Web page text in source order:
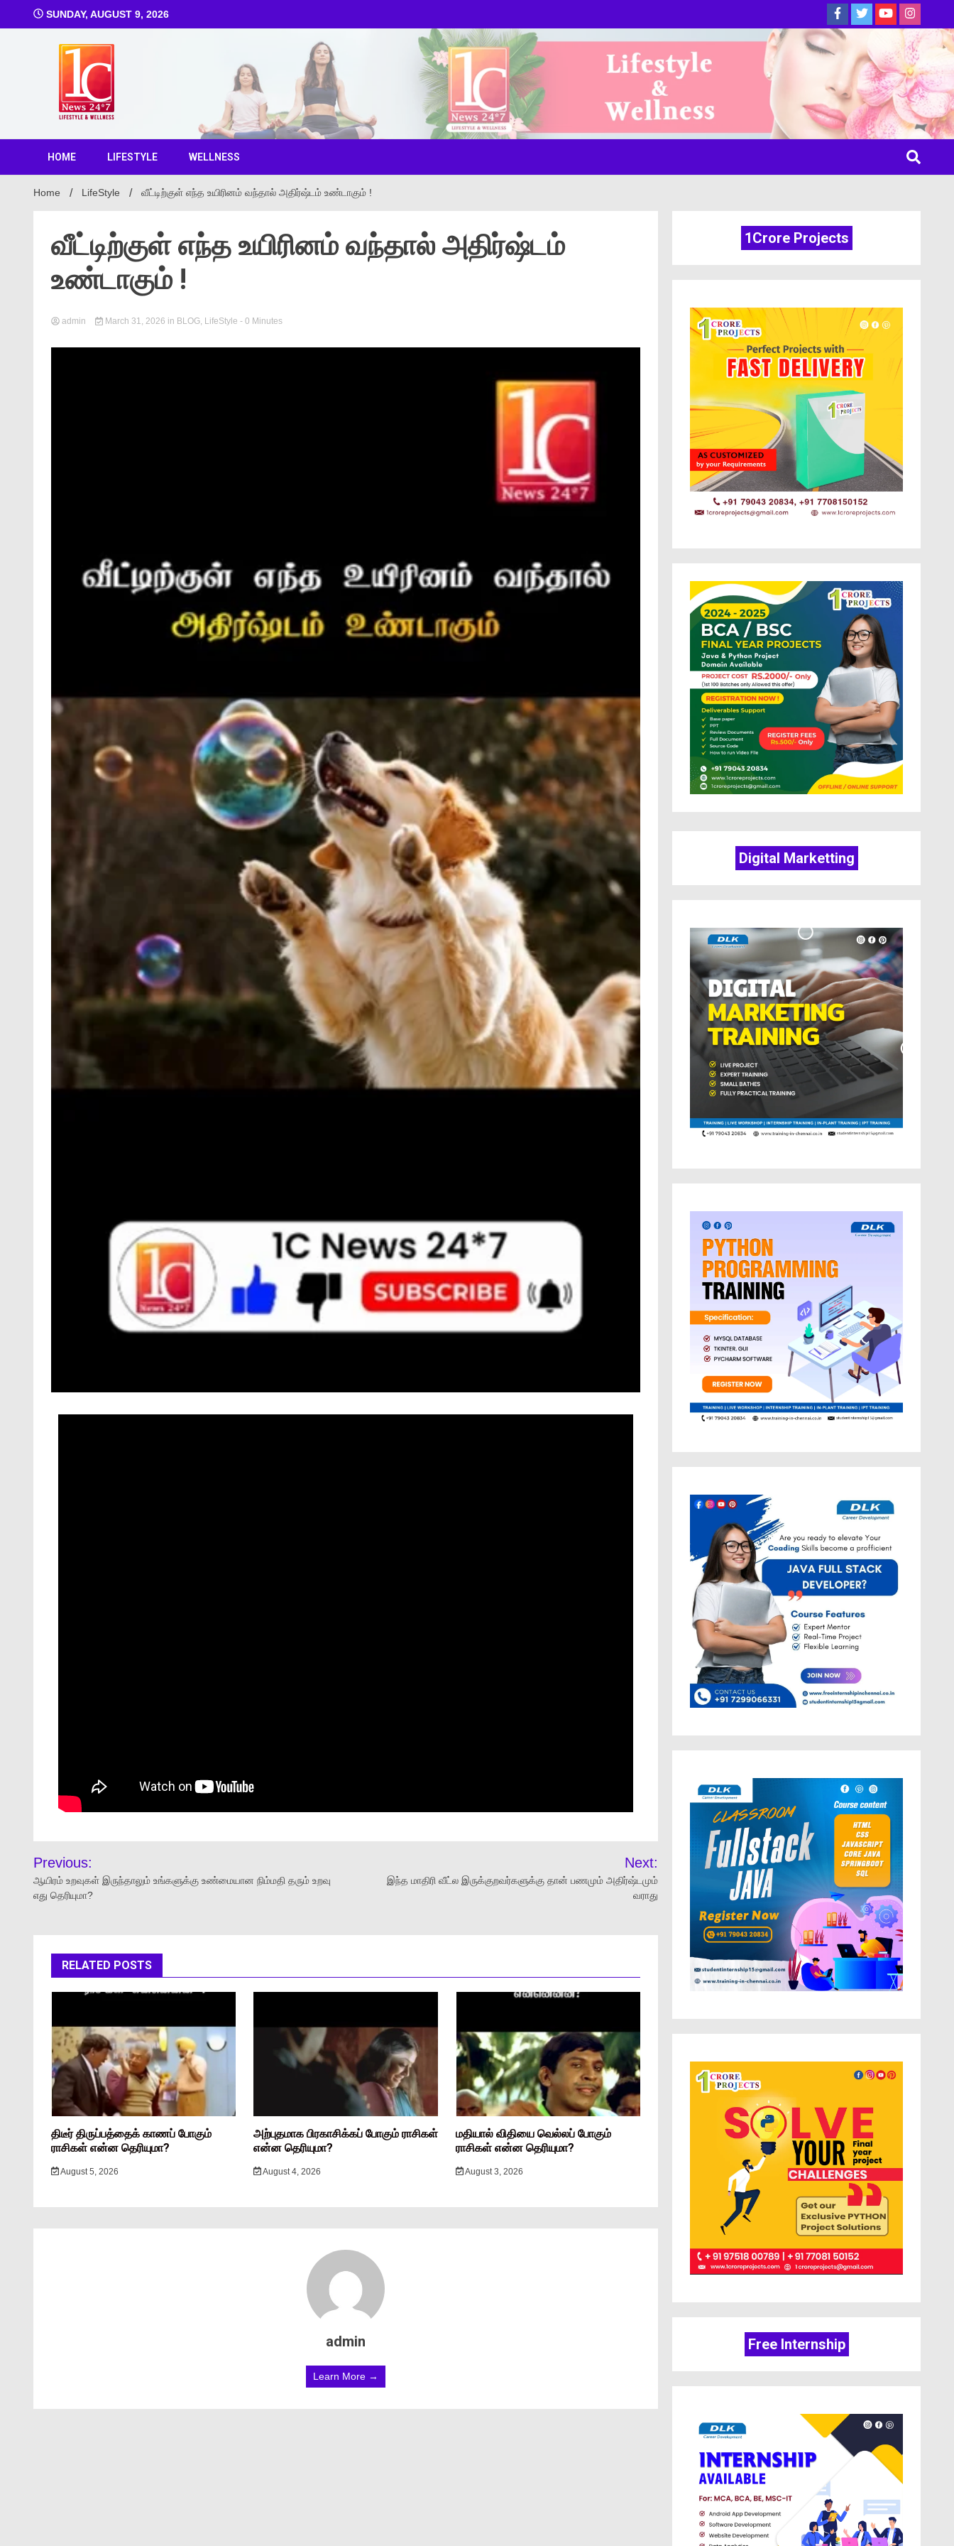
SUNDAY, AUGUST 9, 2026
1C News Online
HOME LIFESTYLE WELLNESS
Home LifeStyle வீட்டிற்குள் எந்த உயிரினம் வந்தால் அதிர்ஷ்டம் உண்டாகும் !
வீட்டிற்குள் எந்த உயிரினம் வந்தால் அதிர்ஷ்டம்
உண்டாகும் !
admin March 31, 2026 in BLOG, LifeStyle - 0 Minutes
Previous:
ஆயிரம் உறவுகள் இருந்தாலும் உங்களுக்கு உண்மையான நிம்மதி தரும் உறவு
எது தெரியுமா?
Next:
இந்த மாதிரி வீட்ல இருக்குறவர்களுக்கு தான் பணமும் அதிர்ஷ்டமும்
வராது
RELATED POSTS
திடீர் திருப்பத்தைக் காணப் போகும்
ராசிகள் என்ன தெரியுமா?
August 5, 2026
அற்புதமாக பிரகாசிக்கப் போகும் ராசிகள்
என்ன தெரியுமா?
August 4, 2026
மதியால் விதியை வெல்லப் போகும்
ராசிகள் என்ன தெரியுமா?
August 3, 2026
admin
Learn More →
1Crore Projects
Digital Marketting
Free Internship